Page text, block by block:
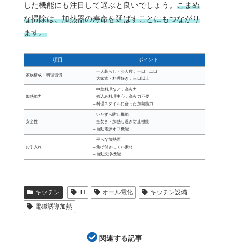
した機能にも注目して選ぶと良いでしょう。 こまめ
な掃除は、加熱器の寿命を延ばすことにもつながり
ます。
項目 ポイント
家族構成・料理習慣
– 一人暮らし・少人数：一口、二口
– 大家族・料理好き：三口以上
加熱能力
– 中華料理など：高火力
– 煮込み料理中心：高火力不要
– 料理スタイルに合った加熱能力
安全性
– いたずら防止機能
– 空焚き・加熱し過ぎ防止機能
– 自動電源オフ機能
お手入れ
– 平らな加熱面
– 焦げ付きにくい素材
– 自動洗浄機能
キッチン IH オール電化
キッチン設備
電磁誘導加熱
関連する記事